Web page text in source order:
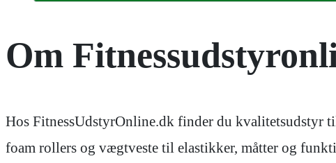
Om
Hos FitnessUdstyrOnline.dk finder du kvalitetsudstyr
foam rollers og vægtveste til elastikker, måtter og